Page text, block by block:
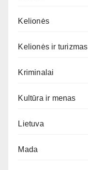
Kelionės
Kelionės ir turizmas
Kriminalai
Kultūra ir menas
Lietuva
Mada